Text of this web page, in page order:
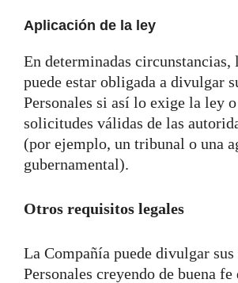
Aplicación de la ley
En determinadas circunstancias,
puede estar obligada a divulgar
Personales si así lo exige la ley o
solicitudes válidas de las
(por ejemplo, un tribunal o una
gubernamental).
Otros requisitos legales
La Compañía puede divulgar sus
Personales creyendo de buena fe